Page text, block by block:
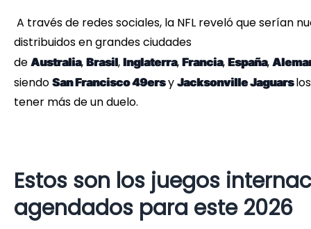
A través de redes sociales, la NFL reveló que serían
distribuidos en grandes ciudades
de Australia, Brasil, Inglaterra, Francia, España,
siendo San Francisco 49ersy Jacksonville Jaguars
tener más de un duelo.
Estos son los juegos
agendados para este 2026